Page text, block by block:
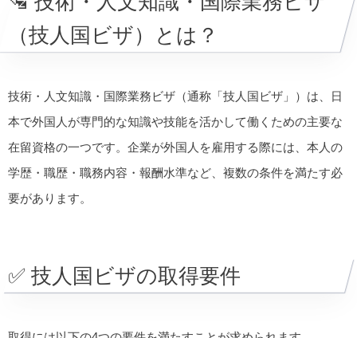
（技人国ビザ）とは？
技術・人文知識・国際業務ビザ（通称「技人国ビザ」）は、日
本で外国人が専門的な知識や技能を活かして働くための主要な
在留資格の一つです。企業が外国人を雇用する際には、本人の
学歴・職歴・職務内容・報酬水準など、複数の条件を満たす必
要があります。
✅ 技人国ビザの取得要件